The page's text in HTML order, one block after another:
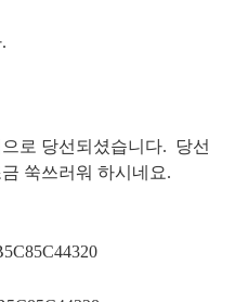
로 당선되셨습니다. 당선
쑥쓰러워 하시네요.